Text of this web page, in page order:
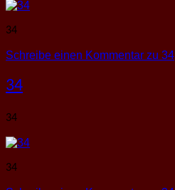
34
Schreibe einen Kommentar zu 34
34
34
34